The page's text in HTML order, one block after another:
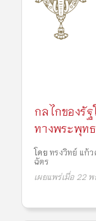
กลไกของรั
ทางพระพุท
โดย ทรงวิทย์ แก้ว
ฉัตร
เผยแพร่เมื่อ 22